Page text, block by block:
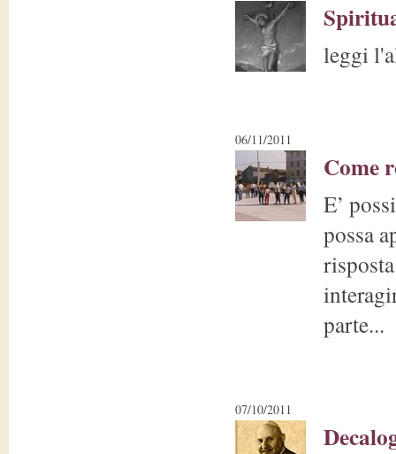
leggi
06/11/2011
Come
E’
possa
parte...
07/10/2011